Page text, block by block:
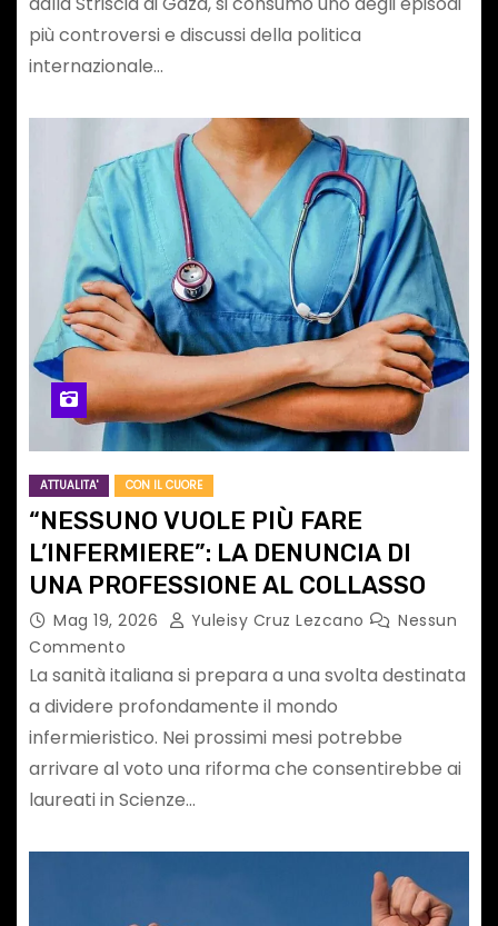
più controversi e discussi della politica
internazionale…
ATTUALITA' CON IL CUORE
“NESSUNO VUOLE PIÙ FARE
L’INFERMIERE”: LA DENUNCIA DI
UNA PROFESSIONE AL COLLASSO
Mag 19, 2026 Yuleisy Cruz Lezcano
Nessun
Commento
La sanità italiana si prepara a una svolta destinata
a dividere profondamente il mondo
infermieristico. Nei prossimi mesi potrebbe
arrivare al voto una riforma che consentirebbe ai
laureati in Scienze…